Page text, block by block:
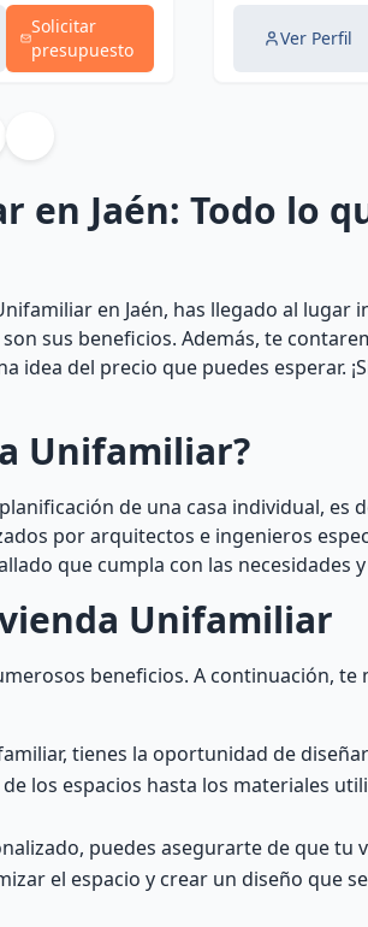
Solicitar
presupuesto
Ver Perfil
en Jaén: Todo lo
en Jaén, has llegado al lugar
sus beneficios. Además, te
del precio que puedes esperar.
Unifamiliar?
de una casa individual, es
por arquitectos e ingenieros
que cumpla con las necesidades
Unifamiliar
beneficios. A continuación, te
tienes la oportunidad de
los espacios hasta los materiales
puedes asegurarte de que tu
el espacio y crear un diseño que